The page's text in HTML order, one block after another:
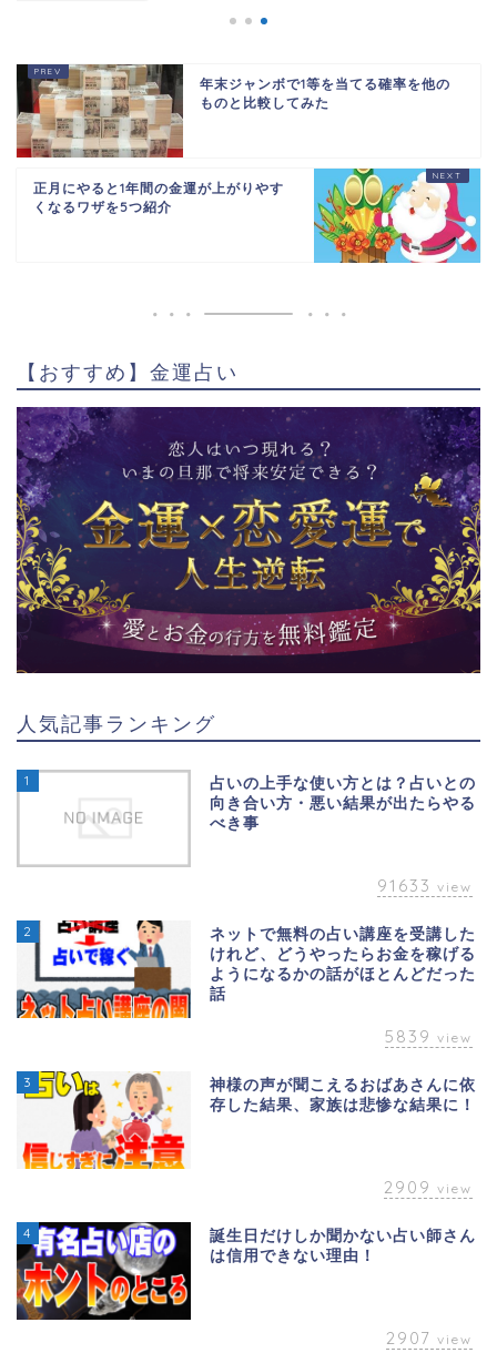
年末ジャンボで1等を当てる確率を他の
ものと比較してみた
正月にやると1年間の金運が上がりやす
くなるワザを5つ紹介
【おすすめ】金運占い
人気記事ランキング
1
占いの上手な使い方とは？占いとの
向き合い方・悪い結果が出たらやる
べき事
91633 view
2
ネットで無料の占い講座を受講した
けれど、どうやったらお金を稼げる
ようになるかの話がほとんどだった
話
5839 view
3
神様の声が聞こえるおばあさんに依
存した結果、家族は悲惨な結果に！
2909 view
4
誕生日だけしか聞かない占い師さん
は信用できない理由！
2907 view